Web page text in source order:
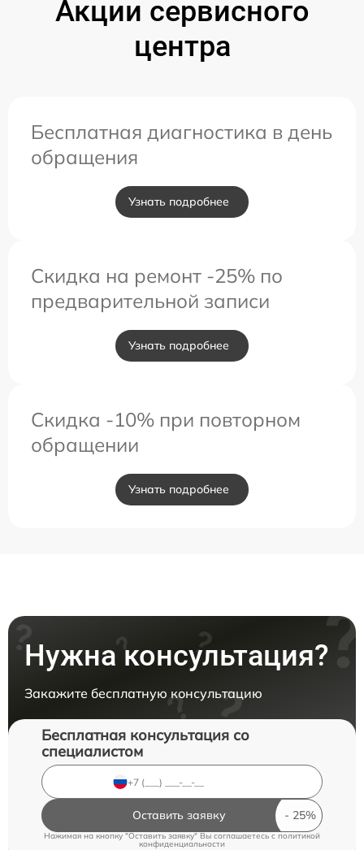
Акции сервисного
центра
Бесплатная диагностика в день
обращения
Узнать подробнее
Скидка на ремонт -25% по
предварительной записи
Узнать подробнее
Скидка -10% при повторном
обращении
Узнать подробнее
Нужна консультация?
Закажите бесплатную консультацию
Бесплатная консультация со
специалистом
Оставить заявку
Нажимая на кнопку "Оставить заявку" Вы соглашаетесь cполитикой
конфиденциальности